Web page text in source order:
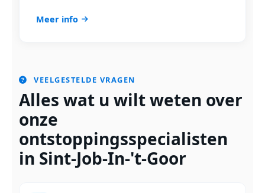
Meer info
VEELGESTELDE VRAGEN
Alles wat u wilt weten over
onze
ontstoppingsspecialisten
in Sint-Job-In-'t-Goor